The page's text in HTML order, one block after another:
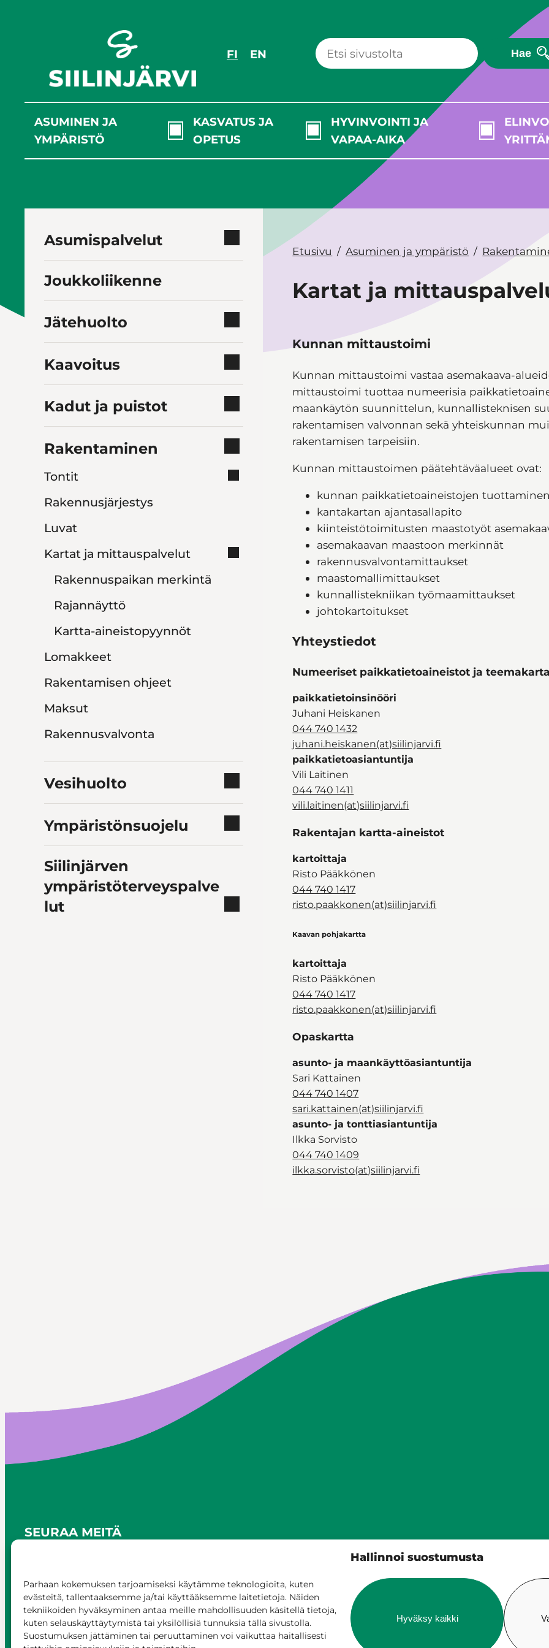
Hallinnoi suostumusta
Parhaan kokemuksen tarjoamiseksi käytämme teknologioita, kuten
evästeitä, tallentaaksemme ja/tai käyttääksemme laitetietoja. Näiden
tekniikoiden hyväksyminen antaa meille mahdollisuuden käsitellä tietoja,
kuten selauskäyttäytymistä tai yksilöllisiä tunnuksia tällä sivustolla.
Suostumuksen jättäminen tai peruuttaminen voi vaikuttaa haitallisesti
Hyväksy kaikki
FI EN Hae
ASUMINEN JA
YMPÄRISTÖ
KASVATUS JA
OPETUS
HYVINVOINTI JA
VAPAA-AIKA
Asumispalvelut
Joukkoliikenne
Jätehuolto
Kaavoitus
Kadut ja puistot
Rakentaminen
Tontit
Rakennusjärjestys
Luvat
Kartat ja mittauspalvelut
Rakennuspaikan merkintä
Rajannäyttö
Kartta-aineistopyynnöt
Lomakkeet
Rakentamisen ohjeet
Maksut
Rakennusvalvonta
Vesihuolto
Ympäristönsuojelu
Siilinjärven
ympäristöterveyspalve
lut
Etusivu Asuminen ja ympäristö
Kartat ja
Kunnan mittaustoimi
Kunnan mittaustoimi vastaa asemakaava-
mittaustoimi tuottaa numeerisia
maankäytön suunnittelun, kunnallisteknisen
rakentamisen valvonnan sekä yhteiskunnan
rakentamisen tarpeisiin.
Kunnan mittaustoimen päätehtäväalueet ovat:
kunnan paikkatietoaineistojen
kantakartan ajantasallapito
kiinteistötoimitusten maastotyöt
asemakaavan maastoon merkinnät
rakennusvalvontamittaukset
maastomallimittaukset
kunnallistekniikan työmaamittaukset
johtokartoitukset
Yhteystiedot
Numeeriset paikkatietoaineistot ja
paikkatietoinsinööri
Juhani Heiskanen
044 740 1432
juhani.heiskanen(at)siilinjarvi.fi
paikkatietoasiantuntija
Vili Laitinen
044 740 1411
vili.laitinen(at)siilinjarvi.fi
Rakentajan kartta-aineistot
kartoittaja
Risto Pääkkönen
044 740 1417
risto.paakkonen(at)siilinjarvi.fi
Kaavan pohjakartta
kartoittaja
Risto Pääkkönen
044 740 1417
risto.paakkonen(at)siilinjarvi.fi
Opaskartta
asunto- ja maankäyttöasiantuntija
Sari Kattainen
044 740 1407
sari.kattainen(at)siilinjarvi.fi
asunto- ja tonttiasiantuntija
Ilkka Sorvisto
044 740 1409
ilkka.sorvisto(at)siilinjarvi.fi
SEURAA MEITÄ